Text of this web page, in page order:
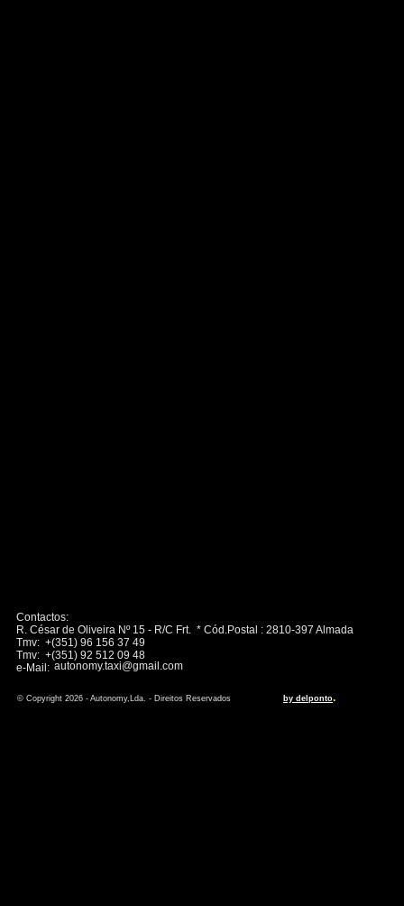
Contactos:
R. César de Oliveira Nº 15 - R/C Frt. * Cód.Postal : 2810-397 Almada
Tmv: +(351) 96 156 37 49
Tmv: +(351) 92 512 09 48
e-Mail:
© Copyright 2026 - Autonomy,Lda. - Direitos Reservados by delponto.
autonomy.taxi@gmail.com